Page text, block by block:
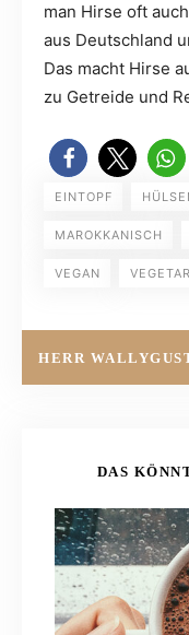
man Hirse oft
aus Deutschland
Das macht Hirse
zu Getreide und
EINTOPF
MAROKKANISCH
VEGAN
HERR
DAS